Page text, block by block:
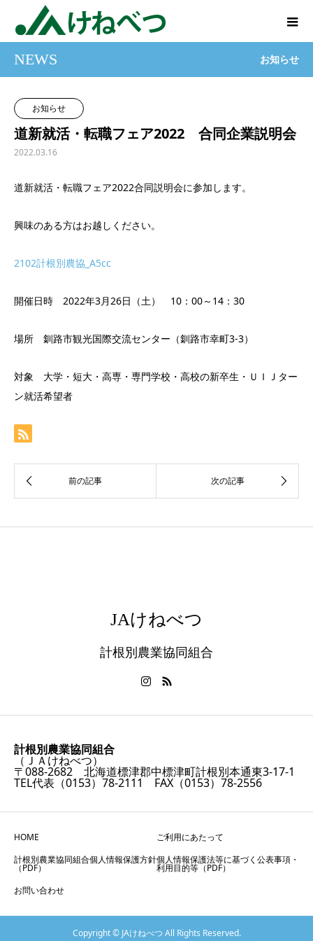
NEWS お知らせ
お知らせ
道新就活・転職フェア2022 合同企業説明会
2022.03.16
道新就活・転職フェア2022合同説明会に参加します。
興味のある方はお越しください。
2102計根別農協_A5cc
開催日時 2022年3月26日（土） 10：00～14：30
場所 釧路市観光国際交流センター（釧路市幸町3-3）
対象 大学・短大・高専・専門学校・高校の新卒生・ＵＩＪター
ン就活希望者
JAけねべつ
計根別農業協同組合
計根別農業協同組合
（ＪＡけねべつ）
〒088-2682 北海道標津郡中標津町計根別本通東3-17-1
TEL代表（0153）78-2111 FAX（0153）78-2556
HOME
ご利用にあたって
計根別農業協同組合個人情報保護方針
（PDF）
個人情報保護法等に基づく公表事項・
利用目的等（PDF）
お問い合わせ
Copyright © JAけねべつ All Rights Reserved.